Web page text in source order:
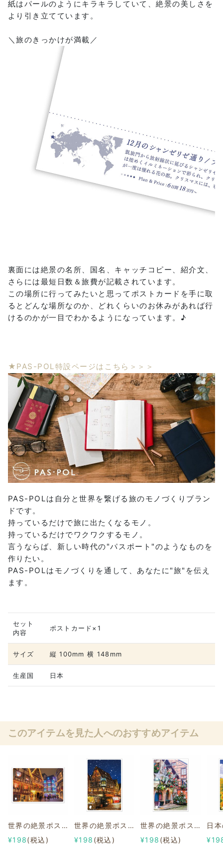
紙はパールのようにキラキラしていて、絶景の美しさを
より引き立てています。
＼旅のきっかけが満載／
裏面には絶景の名所、国名、キャッチコピー、紹介文、
さらには最短日数＆旅費が記載されています。
この場所に行ってみたいと思ってポストカードを手に取
るとどんな場所なのか、どれくらいのお休みがあれば行
けるのかが一目でわかるようになっています。♪
★PAS-POL特設ページはこちら＞＞＞
PAS-POLは自分と世界を繋げる旅のモノづくりブラン
ドです。
持っているだけで旅に出たくなるモノ。
持っているだけでワクワクするモノ。
言うならば、新しい時代の"パスポート"のようなものを
作りたい。
PAS-POLはモノづくりを通して、あなたに"旅"を伝え
ます。
セット
内容
ポストカード×1
サイズ 縦 100mm 横 148mm
生産国 日本
このアイテムを見た人へのおすすめアイテム
世界の絶景ポストカード~世界のクリスマス~ コルマールのクリスマス/フランス
¥198(税込)
世界の絶景ポストカード~世界のクリスマス~ ローテンブルクのクリスマスマーケット/ドイツ
¥198 (税込)
世界の絶景ポストカード~世界のクリスマス~ アルザス村のクリスマス/フランス
¥198 (税込)